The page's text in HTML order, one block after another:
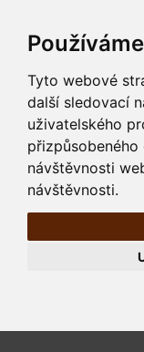
Tyto webové
další sledovací
uživatelského
přizpůsobeného
návštěvnosti
návštěvnosti.